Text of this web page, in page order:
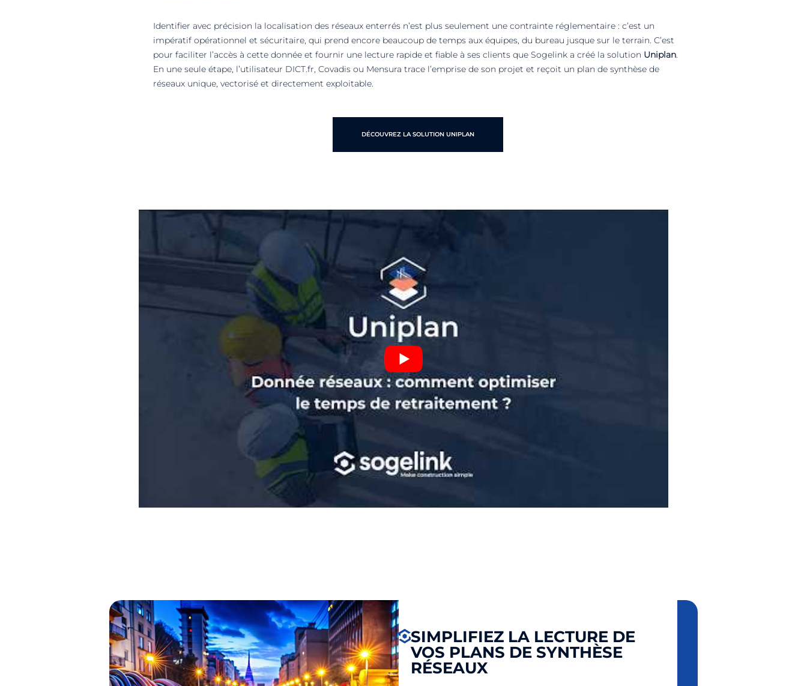
Identifier avec précision la localisation des réseaux enterrés n’est plus seulement une contrainte réglementaire : c’est un
impératif opérationnel et sécuritaire, qui prend encore beaucoup de temps aux équipes, du bureau jusque sur le terrain. C’est
pour faciliter l’accès à cette donnée et fournir une lecture rapide et fiable à ses clients que Sogelink a créé la solution Uniplan.
En une seule étape, l’utilisateur DICT.fr, Covadis ou Mensura trace l’emprise de son projet et reçoit un plan de synthèse de
réseaux unique, vectorisé et directement exploitable.
DÉCOUVREZ LA SOLUTION UNIPLAN
SIMPLIFIEZ LA LECTURE DE
VOS PLANS DE SYNTHÈSE
RÉSEAUX